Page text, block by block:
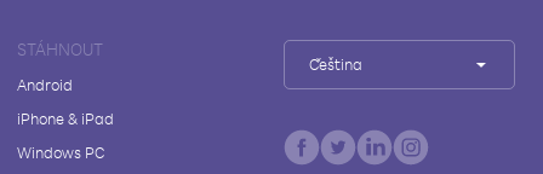
STÁHNOUT
Android
iPhone & iPad
Windows PC
Čeština